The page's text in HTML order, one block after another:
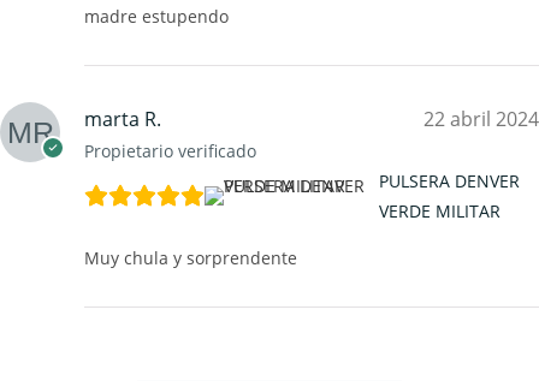
madre estupendo
marta R.
Propietario verificado
22 abril 2024
PULSERA DENVER
VERDE MILITAR
Muy chula y sorprendente